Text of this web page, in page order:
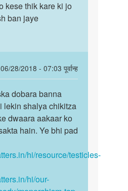
kese thik kare ki jo
ban jaye
28/2018 - 07:03 पूर्वान्ह
dobara banna
lekin shalya chikitza
dwaara aakaar ko
hain. Ye bhi pad
hi/resource/testicles-
hi/our-